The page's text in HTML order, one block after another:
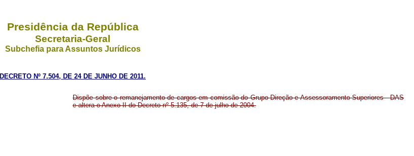
Presidência da República
Secretaria-Geral
Subchefia para Assuntos Jurídicos
DECRETO Nº 7.504, DE 24 DE JUNHO DE 2011.
Dispõe sobre o remanejamento de cargos em comissão do Grupo-Direção e Assessoramento Superiores - DAS
e altera o Anexo II do Decreto nº 5.135, de 7 de julho de 2004.